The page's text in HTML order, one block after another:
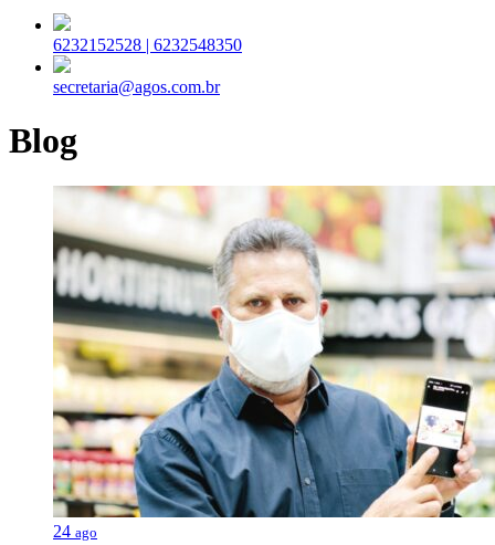
6232152528 | 6232548350
secretaria@agos.com.br
Blog
24 ago